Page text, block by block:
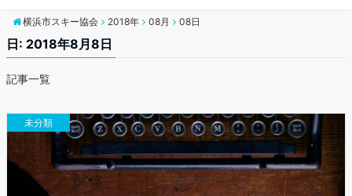
横浜市スキー協会 2018年 08月 08日
日: 2018年8月8日
記事一覧
未分類